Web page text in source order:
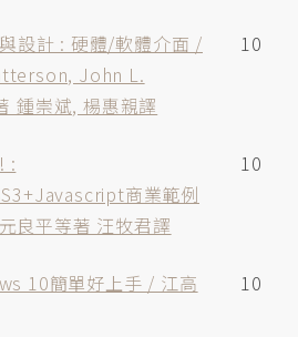
設計 : 硬體/軟體介面 /
John L.
鍾崇斌, 楊惠親譯
10
:
商業範例
良平等著 汪牧君譯
10
10簡單好上手 / 江高
10